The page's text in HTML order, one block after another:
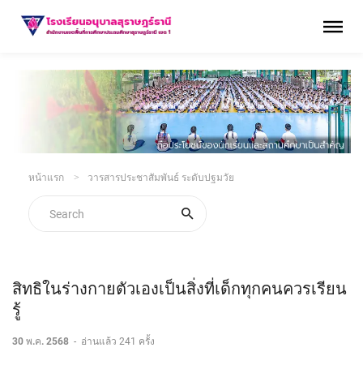
หน้าแรก วารสารประชาสัมพันธ์ ระดับปฐมวัย
สิทธิในร่างกายตัวเองเป็นสิ่งที่เด็กทุกคนควรเรียน
รู้
30 พ.ค. 2568 - อ่านแล้ว 241 ครั้ง